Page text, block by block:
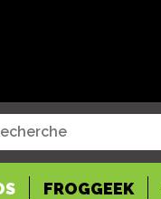
FROGGEEK